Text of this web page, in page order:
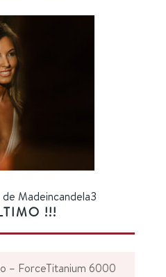
Madeincandela3
!!!
– ForceTitanium 6000